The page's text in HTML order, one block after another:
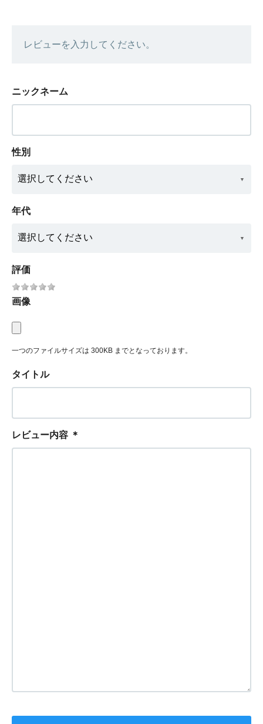
レビューを入力してください。
ニックネーム
性別
年代
評価
画像
一つのファイルサイズは 300KB までとなっております。
タイトル
レビュー内容 ＊